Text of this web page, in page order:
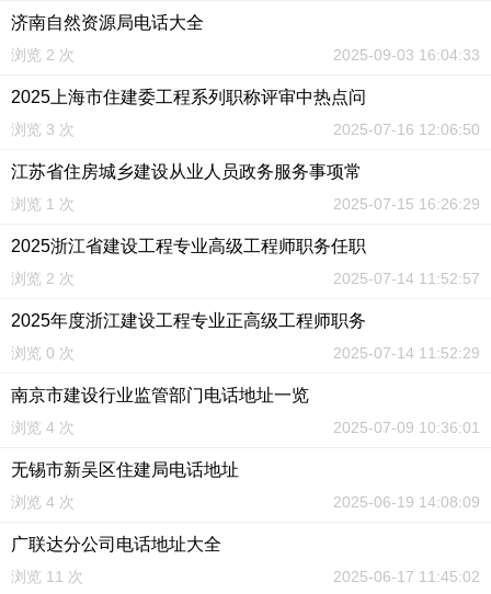
济南自然资源局电话大全
浏览 2 次 2025-09-03 16:04:33
2025上海市住建委工程系列职称评审中热点问
浏览 3 次 2025-07-16 12:06:50
江苏省住房城乡建设从业人员政务服务事项常
浏览 1 次 2025-07-15 16:26:29
2025浙江省建设工程专业高级工程师职务任职
浏览 2 次 2025-07-14 11:52:57
2025年度浙江建设工程专业正高级工程师职务
浏览 0 次 2025-07-14 11:52:29
南京市建设行业监管部门电话地址一览
浏览 4 次 2025-07-09 10:36:01
无锡市新吴区住建局电话地址
浏览 4 次 2025-06-19 14:08:09
广联达分公司电话地址大全
浏览 11 次 2025-06-17 11:45:02